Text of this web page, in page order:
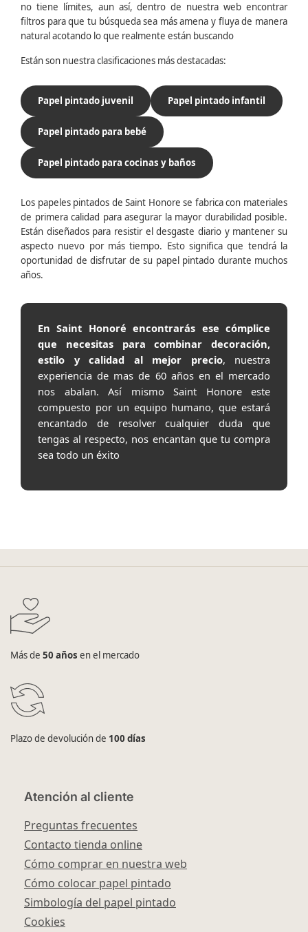
no tiene límites, aun así, dentro de nuestra web encontrar
filtros para que tu búsqueda sea más amena y fluya de manera
natural acotando lo que realmente están buscando
Están son nuestra clasificaciones más destacadas:
Papel pintado juvenil Papel pintado infantil
Papel pintado para bebé
Papel pintado para cocinas y baños
Los papeles pintados de Saint Honore se fabrica con materiales
de primera calidad para asegurar la mayor durabilidad posible.
Están diseñados para resistir el desgaste diario y mantener su
aspecto nuevo por más tiempo. Esto significa que tendrá la
oportunidad de disfrutar de su papel pintado durante muchos
años.
En Saint Honoré encontrarás ese cómplice
que necesitas para combinar decoración,
estilo y calidad al mejor precio, nuestra
experiencia de mas de 60 años en el mercado
nos abalan. Así mismo Saint Honore este
compuesto por un equipo humano, que estará
encantado de resolver cualquier duda que
tengas al respecto, nos encantan que tu compra
sea todo un éxito
Más de 50 años en el mercado
Plazo de devolución de 100 días
Atención al cliente
Preguntas frecuentes
Contacto tienda online
Cómo comprar en nuestra web
Cómo colocar papel pintado
Simbología del papel pintado
Cookies